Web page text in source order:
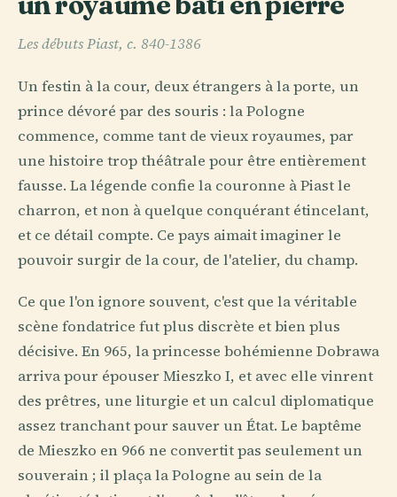
Les débuts Piast, c. 840-1386
Un festin à la cour, deux étrangers à la porte, un
prince dévoré par des souris : la Pologne
commence, comme tant de vieux royaumes, par
une histoire trop théâtrale pour être entièrement
fausse. La légende confie la couronne à Piast le
charron, et non à quelque conquérant étincelant,
et ce détail compte. Ce pays aimait imaginer le
pouvoir surgir de la cour, de l'atelier, du champ.
Ce que l'on ignore souvent, c'est que la véritable
scène fondatrice fut plus discrète et bien plus
décisive. En 965, la princesse bohémienne Dobrawa
arriva pour épouser Mieszko I, et avec elle vinrent
des prêtres, une liturgie et un calcul diplomatique
assez tranchant pour sauver un État. Le baptême
de Mieszko en 966 ne convertit pas seulement un
souverain ; il plaça la Pologne au sein de la